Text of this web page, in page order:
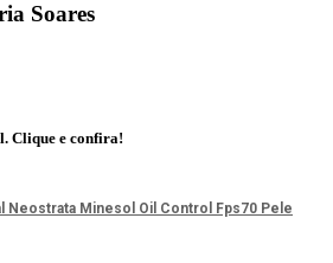
Soares
Clique e confira!
Neostrata Minesol Oil Control Fps70 Pele